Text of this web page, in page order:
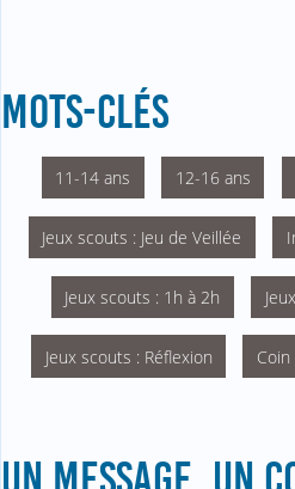
MOTS-CLÉS
11-14 ans 12-16 ans
Jeux scouts : Jeu de Veillée
Jeux scouts : 1h à 2h
Jeux scouts : Réflexion Coin